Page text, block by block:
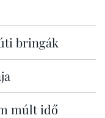
bringák
múlt idő